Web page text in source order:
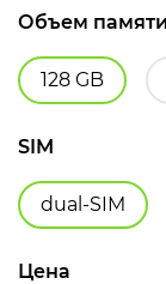
Объем памяти
128 GB
SIM
dual-SIM
Цена